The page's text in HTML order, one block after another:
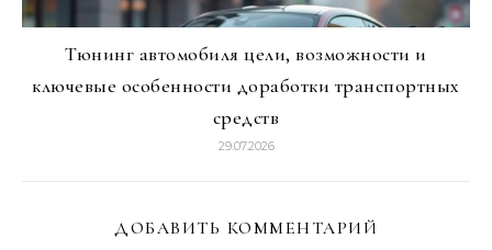
Тюнинг автомобиля цели, возможности и
ключевые особенности доработки транспортных
средств
29.07.2026
ДОБАВИТЬ КОММЕНТАРИЙ